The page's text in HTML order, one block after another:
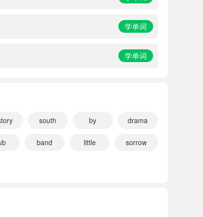
学单词
学单词
south by drama
band little sorrow